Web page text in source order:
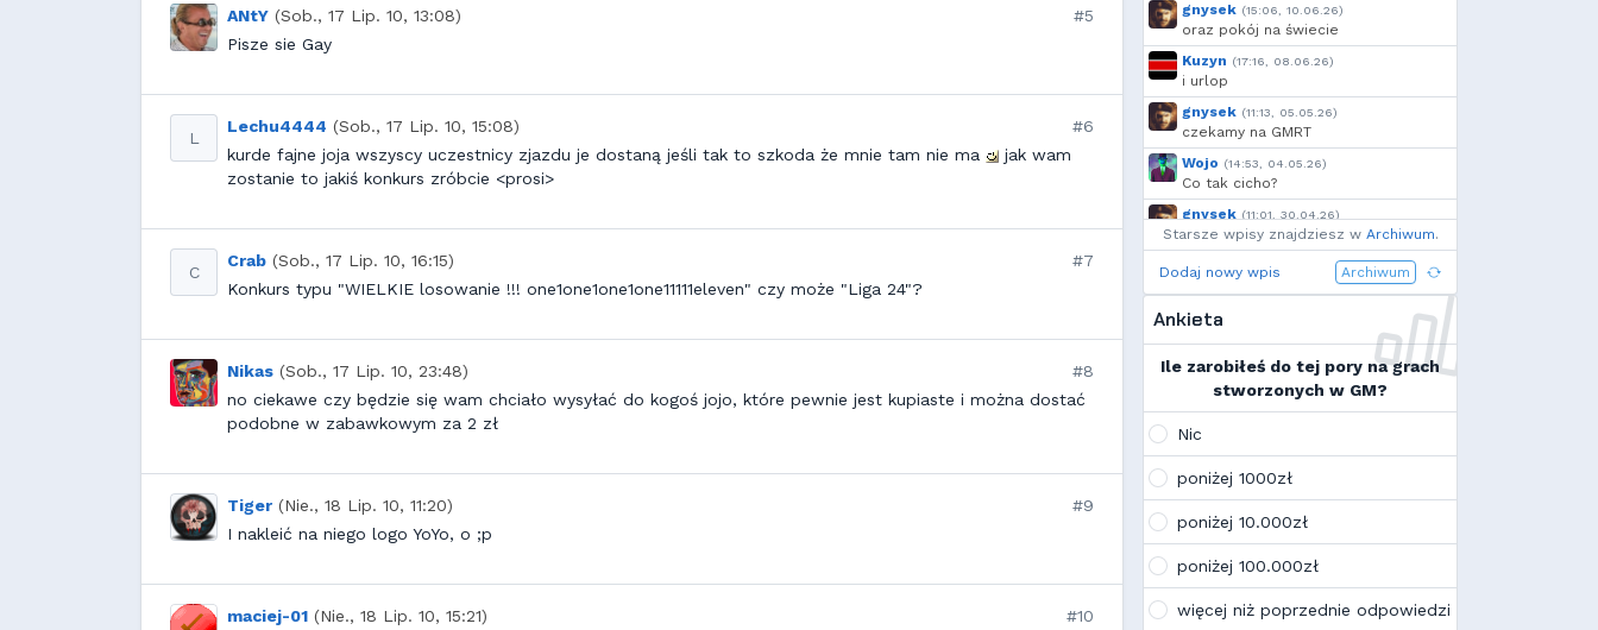
ANtY (Sob., 17 Lip. 10, 13:08)
#5
Pisze sie Gay
L
Lechu4444 (Sob., 17 Lip. 10, 15:08)
#6
kurde fajne joja wszyscy uczestnicy zjazdu je dostaną jeśli tak to szkoda że mnie tam nie ma
jak wam
zostanie to jakiś konkurs zróbcie <prosi>
C
Crab (Sob., 17 Lip. 10, 16:15)
#7
Konkurs typu "WIELKIE losowanie !!! one1one1one1one11111eleven" czy może "Liga 24"?
Nikas (Sob., 17 Lip. 10, 23:48)
#8
no ciekawe czy będzie się wam chciało wysyłać do kogoś jojo, które pewnie jest kupiaste i można dostać
podobne w zabawkowym za 2 zł
Tiger (Nie., 18 Lip. 10, 11:20)
#9
I nakleić na niego logo YoYo, o ;p
maciej-01 (Nie., 18 Lip. 10, 15:21)
#10
h..., Shockah, exigo
gnysek (15:06, 10.06.26)
oraz pokój na świecie
Kuzyn (17:16, 08.06.26)
i urlop
gnysek (11:13, 05.05.26)
czekamy na GMRT
Wojo (14:53, 04.05.26)
Co tak cicho?
gnysek (11:01, 30.04.26)
Grill panie, grill.
Wojo
(14:18, 29.04.26)
Jak planujecie spędzić najbliższą
Ja zainstalowałem sobie Linux mint
na swoim laptopie
Wojo
Tak, po zmianach gmclan przeżywa
wskazują, że ten rok będzie rokiem
Linuxa, rokiem odejścia od
discorda na rzecz forów
internetowych
K Kamilek
Ale klimat tu znowu wrócić!
Starsze wpisy znajdziesz w Archiwum.
Dodaj nowy wpis Archiwum
Ankieta
Ile zarobiłeś do tej pory na grach
stworzonych w GM?
Nic
poniżej 1000zł
poniżej 10.000zł
poniżej 100.000zł
więcej niż poprzednie odpowiedzi